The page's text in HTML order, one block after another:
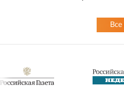
Все